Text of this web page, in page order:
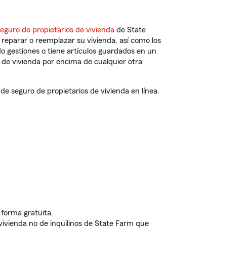
de propietarios de vivienda de State
o reemplazar su vivienda, así como los
gestiones o tiene artículos guardados en un
vivienda por encima de cualquier otra
seguro de propietarios de vivienda en línea.
gratuita.
no de inquilinos de State Farm que